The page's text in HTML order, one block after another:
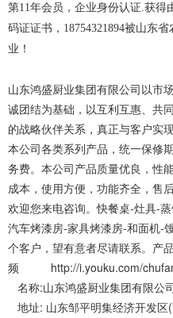
第11年会员，企业身份认证.获得
码证证书，18754321894被山东
业！
山东鸿盛厨业集团有限公司以市
诚团结为基础，以互利互惠、共
的战略伙伴关系，真正与客户实现
本公司各类系列产品，统一保修
务费。本公司产品质量优良，性
成本，使用方便，功能齐全，售
欢迎您来电咨询。快餐桌-灶具-
汽车烤漆房-家具烤漆房-和面机-
个客户，望有意者尽请联系。 产
频 http://i.youku.com/
名称:山东鸿盛厨业集团有限公
地址: 山东邹平明集经济开发